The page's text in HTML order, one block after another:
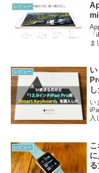
ァ
レビュー
ま
な
レビュー
い
入
レビュー